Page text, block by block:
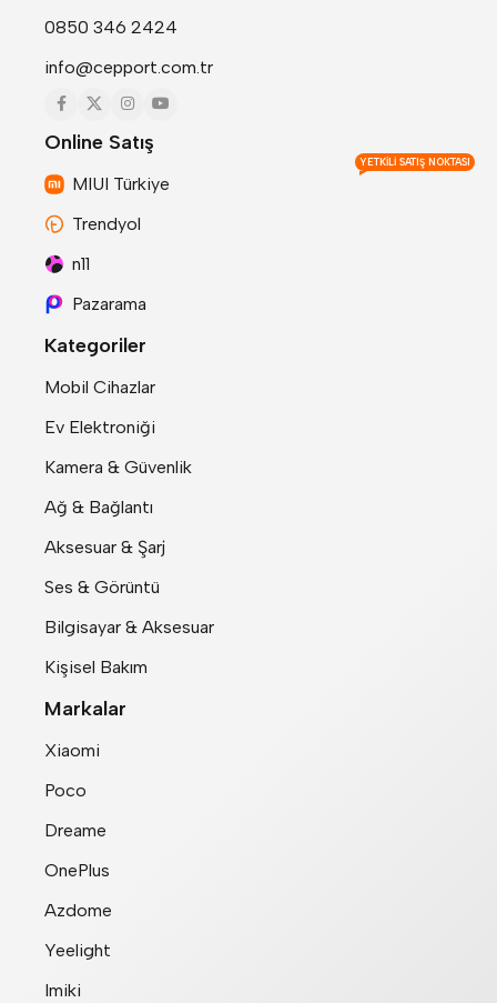
0850 346 2424
info@cepport.com.tr
Online Satış
MIUI Türkiye
YETKILI SATIŞ NOKTASI
Trendyol
n11
Pazarama
Kategoriler
Mobil Cihazlar
Ev Elektroniği
Kamera & Güvenlik
Ağ & Bağlantı
Aksesuar & Şarj
Ses & Görüntü
Bilgisayar & Aksesuar
Kişisel Bakım
Markalar
Xiaomi
Poco
Dreame
OnePlus
Azdome
Yeelight
Imiki